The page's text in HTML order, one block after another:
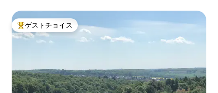
大好評のゲストチョイスです。
ゲストチョイス